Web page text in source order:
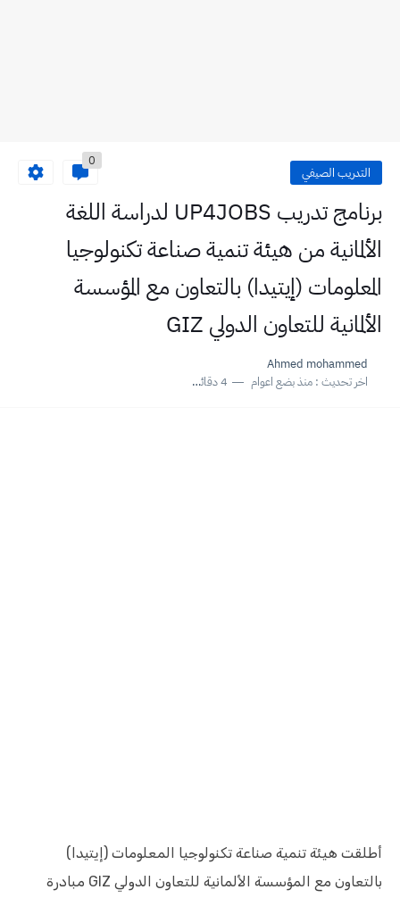
التدريب الصيفي
0
برنامج تدريب UP4JOBS لدراسة اللغة
الألمانية من هيئة تنمية صناعة تكنولوجيا
المعلومات (إيتيدا) بالتعاون مع المؤسسة
الألمانية للتعاون الدولي GIZ
Ahmed mohammed
اخر تحديث :منذ بضع اعوام 4 دقائق للقراءة
أطلقت هيئة تنمية صناعة تكنولوجيا المعلومات (إيتيدا)
بالتعاون مع المؤسسة الألمانية للتعاون الدولي GIZ مبادرة